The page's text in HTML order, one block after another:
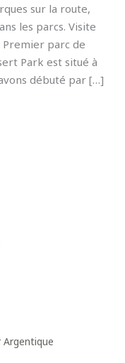
sur la route,
les parcs. Visite
parc de
Park est situé à
débuté par […]